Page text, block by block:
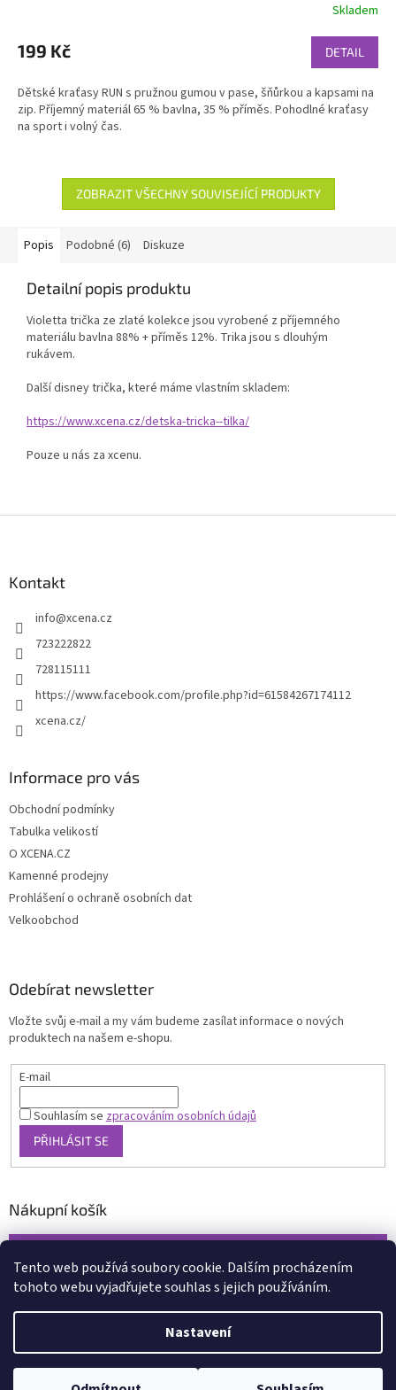
Tento web používá soubory cookie. Dalším procházením
tohoto webu vyjadřujete souhlas s jejich používáním.
Nastavení
Skladem
199 Kč DETAIL
Dětské kraťasy RUN s pružnou gumou v pase, šňůrkou a kapsami na
zip. Příjemný materiál 65 % bavlna, 35 % příměs. Pohodlné kraťasy
na sport i volný čas.
ZOBRAZIT VŠECHNY SOUVISEJÍCÍ PRODUKTY
Popis Podobné (6) Diskuze
Detailní popis produktu
Violetta trička ze zlaté kolekce jsou vyrobené z příjemného
materiálu bavlna 88% + příměs 12%. Trika jsou s dlouhým
rukávem.
Další disney trička, které máme vlastním skladem:
https://www.xcena.cz/detska-tricka--tilka/
Pouze u nás za xcenu.
Kontakt
info@xcena.cz
723222822
728115111
https://www.facebook.com/profile.php?id=61584267174112
xcena.cz/
Informace pro vás
Obchodní podmínky
Tabulka velikostí
O XCENA.CZ
Kamenné prodejny
Prohlášení o ochraně osobních dat
Velkoobchod
Odebírat newsletter
Vložte svůj e-mail a my vám budeme zasílat informace o nových
produktech na našem e-shopu.
E-mail
Souhlasím sezpracováním osobních údajů
PŘIHLÁSIT SE
Nákupní košík
Vytvořil Shoptet
Copyright 2026www.xcena.cz. Všechna práva vyhrazena.Upravit